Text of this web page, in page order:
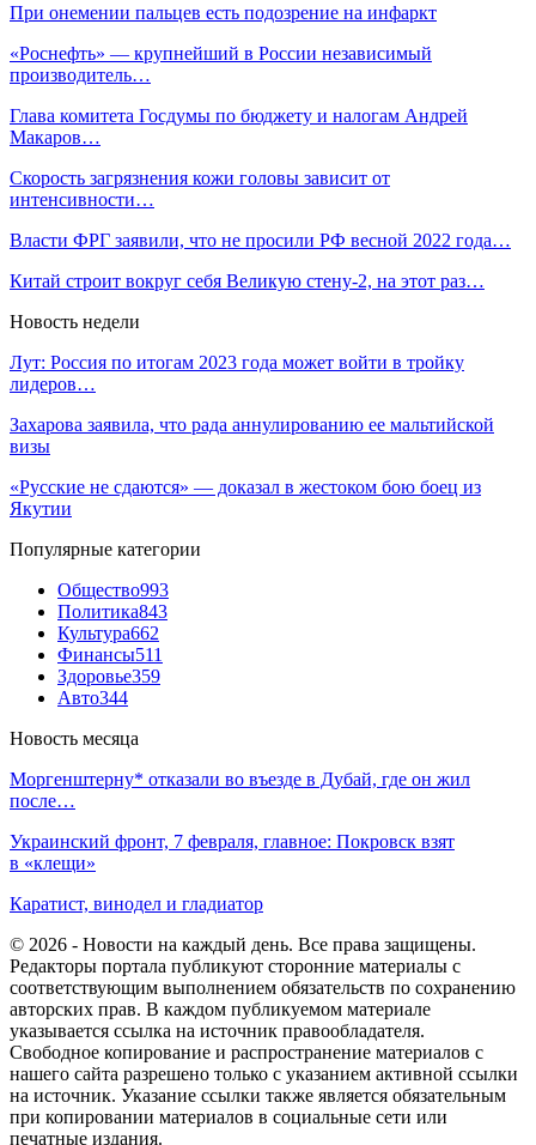
При онемении пальцев есть подозрение на инфаркт
«Роснефть» — крупнейший в России независимый
производитель…
Глава комитета Госдумы по бюджету и налогам Андрей
Макаров…
Скорость загрязнения кожи головы зависит от
интенсивности…
Власти ФРГ заявили, что не просили РФ весной 2022 года…
Китай строит вокруг себя Великую стену-2, на этот раз…
Новость недели
Лут: Россия по итогам 2023 года может войти в тройку
лидеров…
Захарова заявила, что рада аннулированию ее мальтийской
визы
«Русские не сдаются» — доказал в жестоком бою боец из
Якутии
Популярные категории
Общество993
Политика843
Культура662
Финансы511
Здоровье359
Авто344
Новость месяца
Моргенштерну* отказали во въезде в Дубай, где он жил
после…
Украинский фронт, 7 февраля, главное: Покровск взят
в «клещи»
Каратист, винодел и гладиатор
© 2026 - Новости на каждый день. Все права защищены.
Редакторы портала публикуют сторонние материалы с
соответствующим выполнением обязательств по сохранению
авторских прав. В каждом публикуемом материале
указывается ссылка на источник правообладателя.
Свободное копирование и распространение материалов с
нашего сайта разрешено только с указанием активной ссылки
на источник. Указание ссылки также является обязательным
при копировании материалов в социальные сети или
печатные издания.